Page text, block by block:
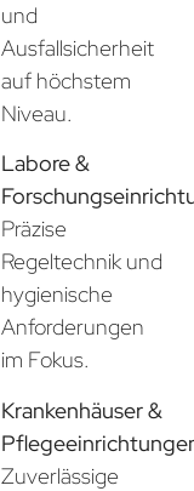
und
Ausfallsicherheit
auf höchstem
Niveau.
Labore &
Präzise
Regeltechnik und
hygienische
Anforderungen
im Fokus.
Krankenhäuser &
Zuverlässige